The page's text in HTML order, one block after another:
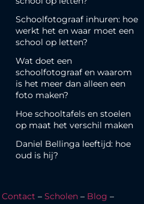
Schoolfotograaf inhuren: hoe
werkt het en waar moet een
school op letten?
Wat doet een
schoolfotograaf en waarom
is het meer dan alleen een
foto maken?
Hoe schooltafels en stoelen
op maat het verschil maken
Daniel Bellinga leeftijd: hoe
oud is hij?
Contact – Scholen – Blog –